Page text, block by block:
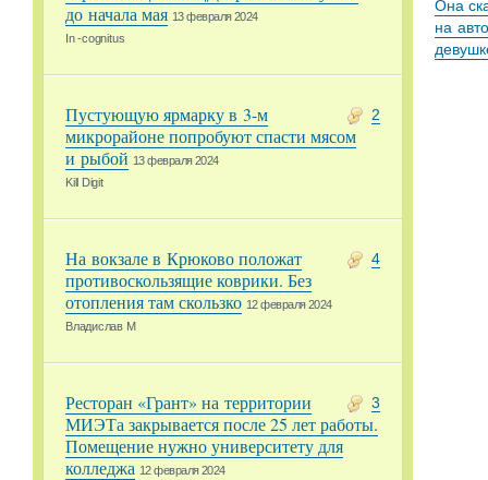
до начала мая 13 февраля 2024
In -cognitus
2
Пустующую ярмарку в 3-м
микрорайоне попробуют спасти мясом
и рыбой 13 февраля 2024
Kill Digit
4
На вокзале в Крюково положат
противоскользящие коврики. Без
отопления там скользко 12 февраля 2024
Владислав М
3
Ресторан «Грант» на территории
МИЭТа закрывается после 25 лет работы.
Помещение нужно университету для
колледжа 12 февраля 2024
Она
на